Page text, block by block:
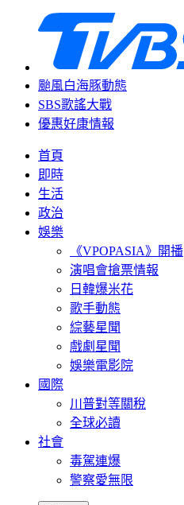
颱風白海豚動態
SBS歌謠大戰
優惠好康情報
首頁
即時
生活
政治
娛樂
《VPOPASIA》開播
演唱會搶票情報
日韓爆米花
歌手動態
綜藝星聞
戲劇星聞
娛樂電影院
國際
川普對等關稅
全球必讀
社會
毒駕連爆
警察愛無限